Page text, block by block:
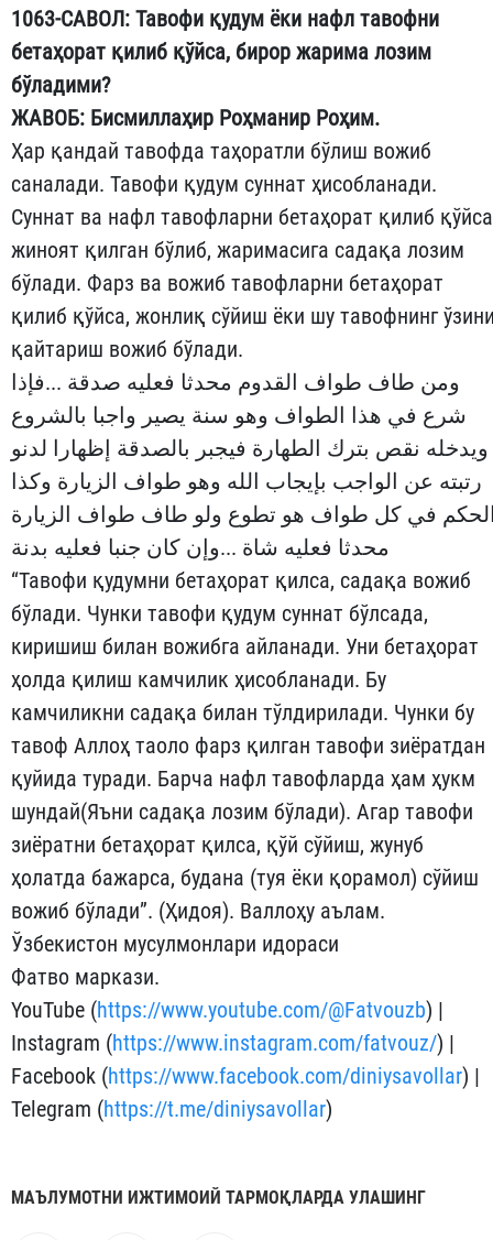
1063-CАВОЛ: Тавофи қудум ёки нафл тавофни
бетаҳорат қилиб қўйса, бирор жарима лозим
бўладими?
ЖАВОБ: Бисмиллаҳир Роҳманир Роҳим.
Ҳар қандай тавофда таҳоратли бўлиш вожиб
саналади. Тавофи қудум суннат ҳисобланади.
Суннат ва нафл тавофларни бетаҳорат қилиб
жиноят қилган бўлиб, жаримасига садақа лозим
бўлади. Фарз ва вожиб тавофларни бетаҳорат
қилиб қўйса, жонлиқ сўйиш ёки шу тавофнинг
қайтариш вожиб бўлади.
ومن طاف طواف القدوم محدثا فعليه صدقة ...فإذا
شرع في هذا الطواف وهو سنة يصير واجبا بالشروع
ويدخله نقص بترك الطهارة فيجبر بالصدقة إظهارا لدنو
رتبته عن الواجب بإيجاب الله وهو طواف الزيارة وكذا
في كل طواف هو تطوع ولو طاف طواف الزيارة
محدثا فعليه شاة ...وإن كان جنبا فعليه بدنة
“Тавофи қудумни бетаҳорат қилса, садақа вожиб
бўлади. Чунки тавофи қудум суннат бўлсада,
киришиш билан вожибга айланади. Уни бетаҳорат
ҳолда қилиш камчилик ҳисобланади. Бу
камчиликни садақа билан тўлдирилади. Чунки бу
тавоф Аллоҳ таоло фарз қилган тавофи зиёратдан
қуйида туради. Барча нафл тавофларда ҳам ҳукм
шундай(Яъни садақа лозим бўлади). Агар тавофи
зиёратни бетаҳорат қилса, қўй сўйиш, жунуб
ҳолатда бажарса, будана (туя ёки қорамол) сўйиш
вожиб бўлади”. (Ҳидоя). Валлоҳу аълам.
Ўзбекистон мусулмонлари идораси
Фатво маркази.
YouTube (https://www.youtube.com/@Fatvouzb) |
Instagram (https://www.instagram.com/fatvouz/) |
Facebook (https://www.facebook.com/diniysavollar) |
Telegram (https://t.me/diniysavollar)
МАЪЛУМОТНИ ИЖТИМОИЙ ТАРМОҚЛАРДА УЛАШИНГ